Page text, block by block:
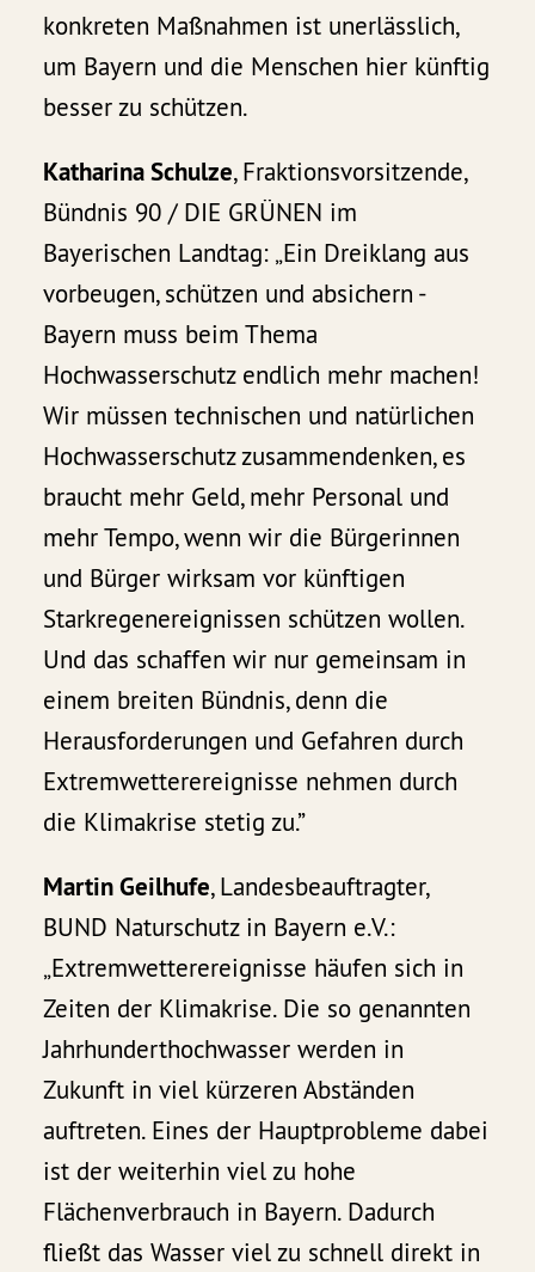
konkreten Maßnahmen ist unerlässlich,
um Bayern und die Menschen hier künftig
besser zu schützen.
Katharina Schulze, Fraktionsvorsitzende,
Bündnis 90 / DIE GRÜNEN im
Bayerischen Landtag: „Ein Dreiklang aus
vorbeugen, schützen und absichern -
Bayern muss beim Thema
Hochwasserschutz endlich mehr machen!
Wir müssen technischen und natürlichen
Hochwasserschutz zusammendenken, es
braucht mehr Geld, mehr Personal und
mehr Tempo, wenn wir die Bürgerinnen
und Bürger wirksam vor künftigen
Starkregenereignissen schützen wollen.
Und das schaffen wir nur gemeinsam in
einem breiten Bündnis, denn die
Herausforderungen und Gefahren durch
Extremwetterereignisse nehmen durch
die Klimakrise stetig zu.”
Martin Geilhufe, Landesbeauftragter,
BUND Naturschutz in Bayern e.V.:
„Extremwetterereignisse häufen sich in
Zeiten der Klimakrise. Die so genannten
Jahrhunderthochwasser werden in
Zukunft in viel kürzeren Abständen
auftreten. Eines der Hauptprobleme dabei
ist der weiterhin viel zu hohe
Flächenverbrauch in Bayern. Dadurch
fließt das Wasser viel zu schnell direkt in